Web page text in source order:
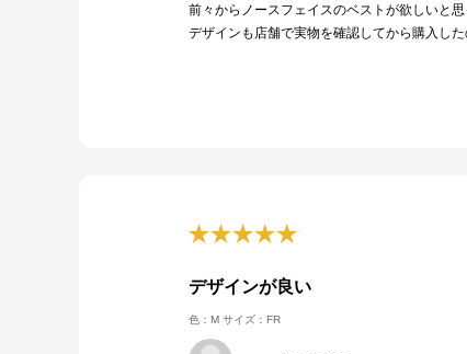
前々からノースフェイスのベストが欲しいと
デザインも店舗で実物を確認してから購入した
デザインが良い
色：M サイズ：FR